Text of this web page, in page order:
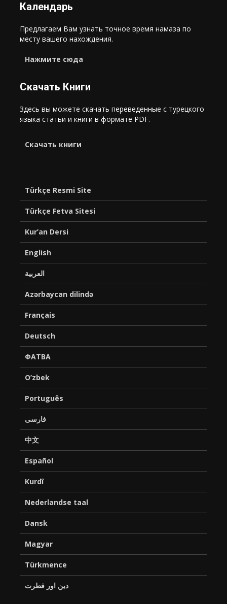
Календарь
Предлагаем Вам узнать точное время намаза по
месту вашего нахождения.
Нажмите сюда
Скачать Книги
Здесь вы можете скачать переведенные с турецкого
языка статьи и книги в формате PDF.
Cкачать книги
Türkçe Resmi Site
Türkçe Fetva Sitesi
Kur’an Dersi
English
العربية
Azərbaycan dilində
Français
Deutsch
ФАТВА
O’zbek
Português
فارسی
中文
Español
Kurdî
Nederlandse taal
Dansk
Magyar
Türkmence
دین اور فطرت